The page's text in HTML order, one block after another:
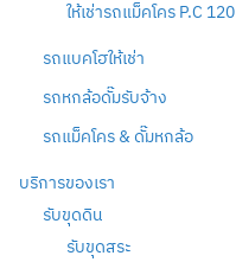
ให้เช่ารถแม็คโคร P.C 120
รถแบคโฮให้เช่า
รถหกล้อดั๊มรับจ้าง
รถแม็คโคร & ดั๊มหกล้อ
บริการของเรา
รับขุดดิน
รับขุดสระ